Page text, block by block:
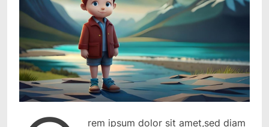
rem ipsum dolor sit amet,sed diam